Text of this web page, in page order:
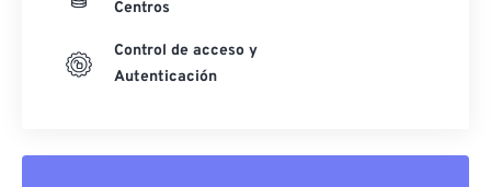
Centros
Control de acceso y
Autenticación